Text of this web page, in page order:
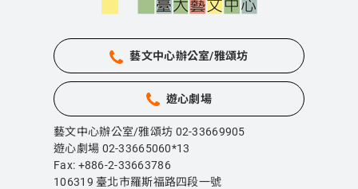
藝文中心辦公室/雅頌坊
遊心劇場
藝文中心辦公室/雅頌坊 02-33669905
遊心劇場 02-33665060*13
Fax: +886-2-33663786
106319 臺北市羅斯福路四段一號